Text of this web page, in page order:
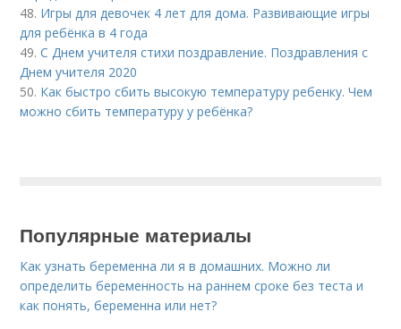
48. Игры для девочек 4 лет для дома. Развивающие игры
для ребёнка в 4 года
49.С Днем учителя стихи поздравление. Поздравления с
Днем учителя 2020
50. Как быстро сбить высокую температуру ребенку. Чем
можно сбить температуру у ребёнка?
Популярные материалы
Как узнать беременна ли я в домашних. Можно ли
определить беременность на раннем сроке без теста и
как понять, беременна или нет?